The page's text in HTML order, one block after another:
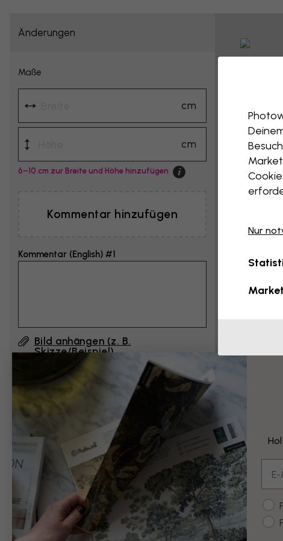
Änderungen
Maße
cm
cm
6–10 cm zur Breite und Höhe hinzufügen
Kommentar hinzufügen
Kommentar (English) #1
Bild anhängen (z. B.
Skizze/Beispiel)
Durch Klicken auf ”Abschicken”, akzeptiere ich
die Nutzungsbedingungen von Photowall
bestätige, dass ich sie gelesen habe.
Beispiele für
Schwarz-Weiß
Nur